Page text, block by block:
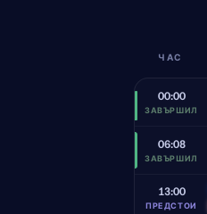
ЧАС
00:00
ЗАВЪРШИЛ
06:08
ЗАВЪРШИЛ
13:00
ПРЕДСТОИ